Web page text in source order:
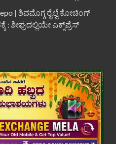
| ಶಿವಮೊಗ್ಗ ರೈಲ್ವೆ ಕೋಚಿಂಗ್
ಶೀಘ್ರದಲ್ಲಿಯೇ ಎಕ್ಸ್‌ಪ್ರೆಸ್